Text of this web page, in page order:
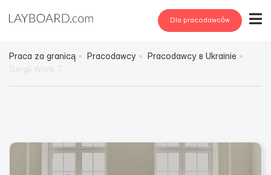
Dla pracodawców
Praca za granicą Pracodawcy
Pracodawcy в Ukrainie